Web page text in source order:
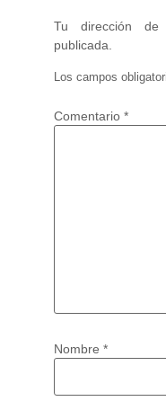
Tu dirección
publicada.
Los campos
Comentario *
Nombre *